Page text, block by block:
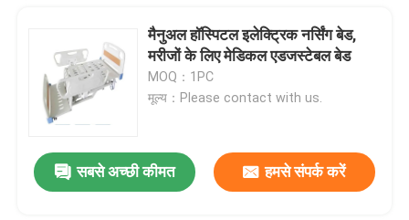
मैनुअल हॉस्पिटल इलेक्ट्रिक नर्सिंग बेड,
मरीजों के लिए मेडिकल एडजस्टेबल बेड
MOQ：1PC
मूल्य：Please contact with us.
सबसे अच्छी कीमत हमसे संपर्क करें